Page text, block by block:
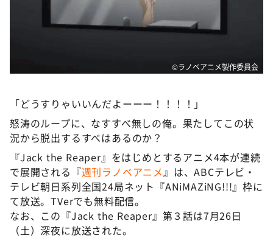
©ラノベアニメ製作委員会
「どうすりゃいいんだよーーー！！！！」
怒涛のループに、なすすべ無しの俺。果たしてこの状
況から脱出するすべはあるのか？
『Jack the Reaper』をはじめとするアニメ4本が連続
で展開される『週刊ラノベアニメ 』は、ABCテレビ・
テレビ朝日系列全国24局ネット『ANiMAZiNG!!!』枠に
て放送。TVerでも無料配信。
なお、この『Jack the Reaper』第３話は7月26日
（土）深夜に放送された。